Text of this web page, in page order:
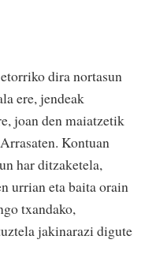
dira nortasun
ere, jendeak
joan den maiatzetik
Kontuan
har ditzaketela,
urrian eta baita orain
txandako,
jakinarazi digute